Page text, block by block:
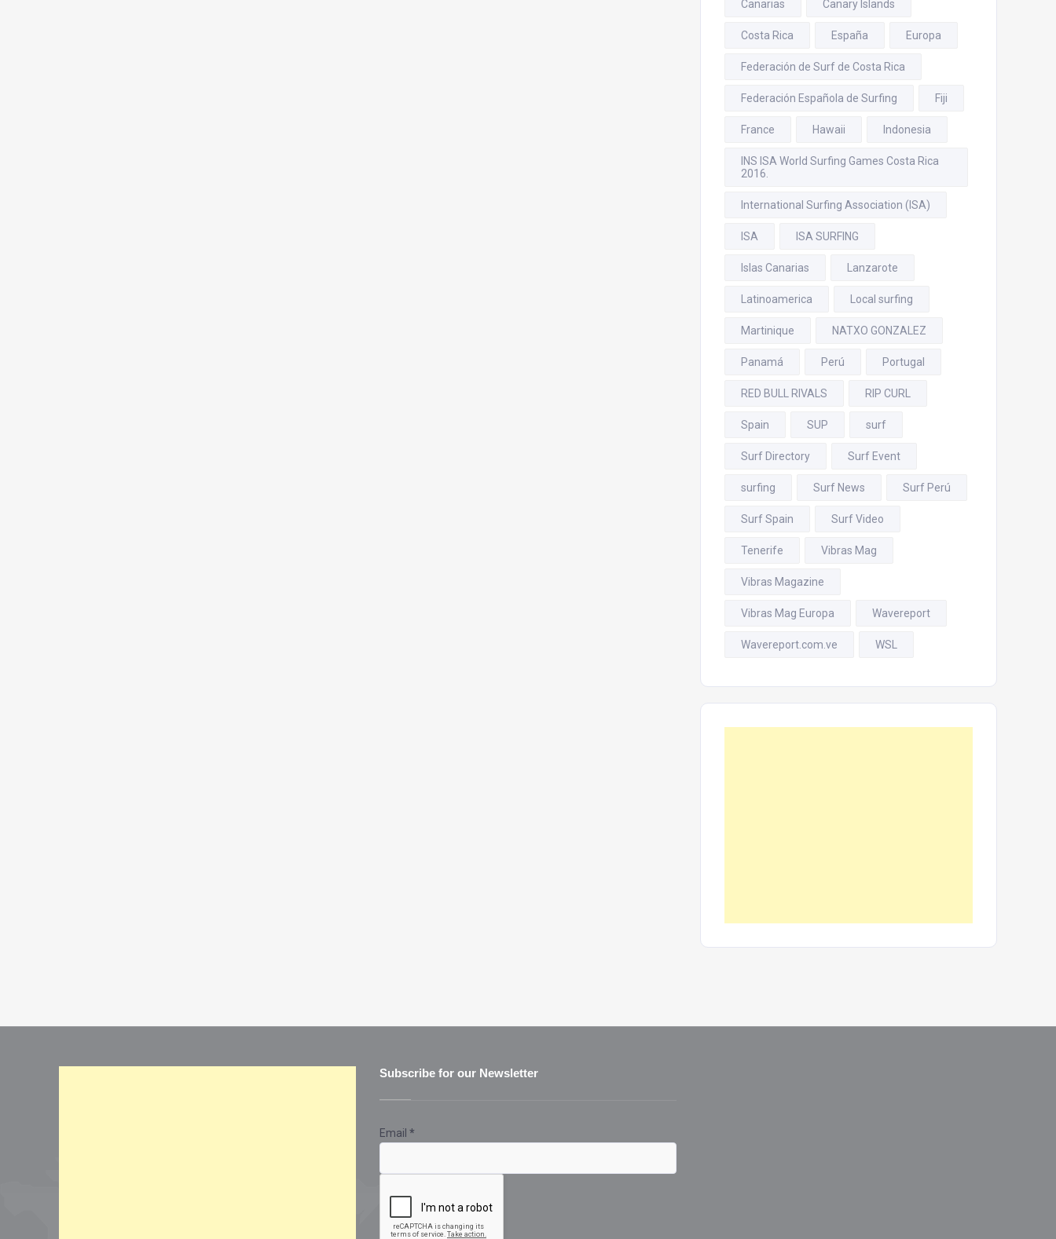
Canarias Canary Islands
Costa Rica España Europa
Federación de Surf de Costa Rica
Federación Española de Surfing Fiji
France Hawaii Indonesia
INS ISA World Surfing Games Costa Rica
2016.
International Surfing Association (ISA)
ISA ISA SURFING
Islas Canarias Lanzarote
Latinoamerica Local surfing
Martinique NATXO GONZALEZ
Panamá Perú Portugal
RED BULL RIVALS RIP CURL
Spain SUP surf
Surf Directory Surf Event
surfing Surf News Surf Perú
Surf Spain Surf Video
Tenerife Vibras Mag
Vibras Magazine
Vibras Mag Europa Wavereport
Wavereport.com.ve WSL
Subscribe for our Newsletter
Email *